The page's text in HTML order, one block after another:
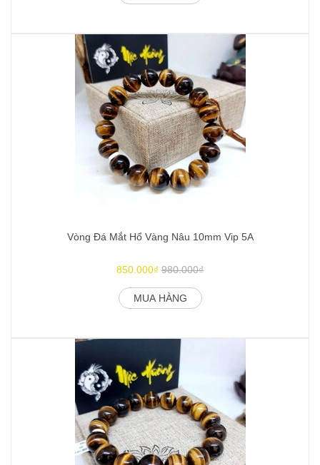
Vòng Đá Mắt Hổ Vàng Nâu 10mm Vip 5A
850.000₫ 980.000₫
MUA HÀNG